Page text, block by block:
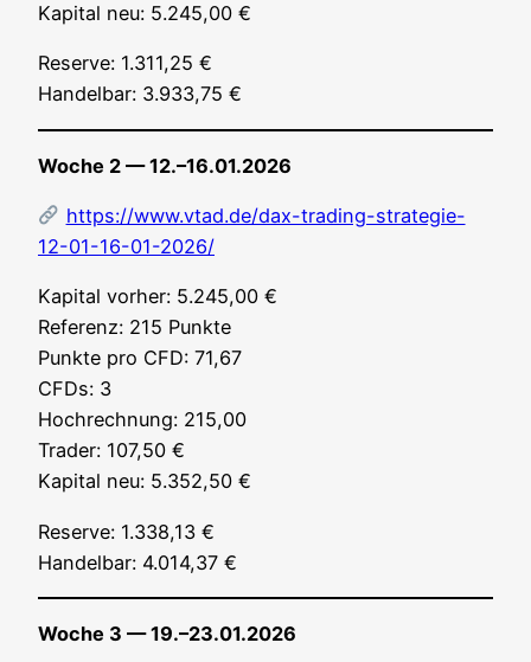
Kapi­tal neu: 5.245,00 €
Reser­ve: 1.311,25 €
Han­del­bar: 3.933,75 €
Woche 2 — 12.–16.01.2026
https://www.vtad.de/dax-trading-strategie-
12-01-16-01-2026/
Kapi­tal vor­her: 5.245,00 €
Refe­renz: 215 Punk­te
Punk­te pro CFD: 71,67
CFDs: 3
Hoch­rech­nung: 215,00
Trader: 107,50 €
Kapi­tal neu: 5.352,50 €
Reser­ve: 1.338,13 €
Han­del­bar: 4.014,37 €
Woche 3 — 19.–23.01.2026